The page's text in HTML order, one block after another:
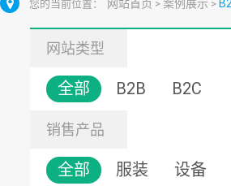
您的当前位置： 网站首页 > 案例展示 >
网站类型
全部 B2B B2C
销售产品
全部 服装 设备